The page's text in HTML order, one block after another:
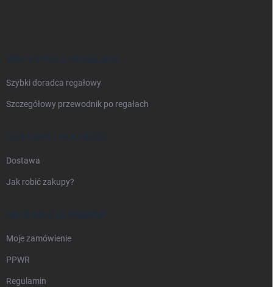
WSZYSTKO O REGAŁACH
Szybki doradca regałowy
Szczegółowy przewodnik po regałach
DOSTAWA I PŁATNOŚĆ
Dostawa
Jak robić zakupy?
INFORMACJE PRAWNE
Moje zamówienie
PPWR
Regulamin